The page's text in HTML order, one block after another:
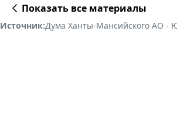
Показать все материалы
Источник:Дума Ханты-Мансийского АО -